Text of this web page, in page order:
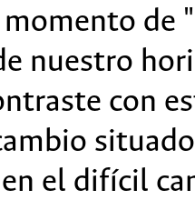
de
nuestro
con
el difícil